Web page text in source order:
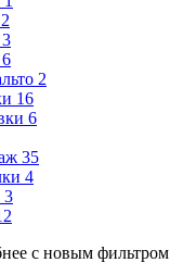
2
3
6
2
16
6
35
4
3
с новым фильтром